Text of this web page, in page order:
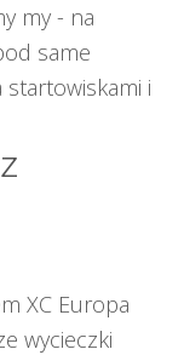
my - na
same
i
XC Europa
wycieczki